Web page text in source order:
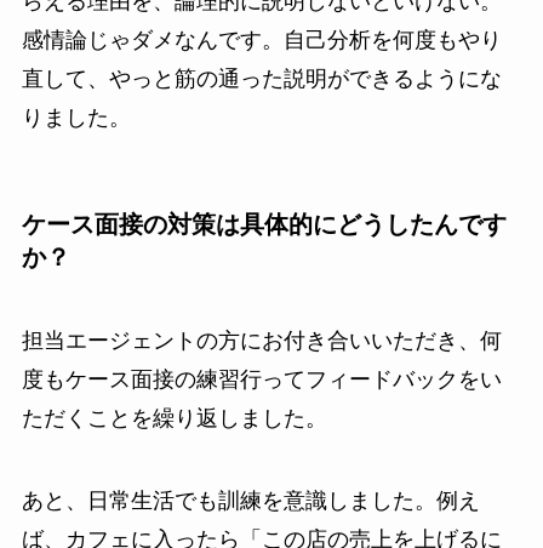
感情論じゃダメなんです。自己分析を何度もやり
直して、やっと筋の通った説明ができるようにな
りました。
ケース面接の対策は具体的にどうしたんです
か？
担当エージェントの方にお付き合いいただき、何
度もケース面接の練習行ってフィードバックをい
ただくことを繰り返しました。
あと、日常生活でも訓練を意識しました。例え
ば、カフェに入ったら「この店の売上を上げるに